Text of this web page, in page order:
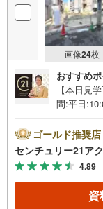
画像24枚
おすすめ
【本日見
間:平日
件ござい
が可能で
ます。阪
ス可！交
の3つの
997年～
ゴールド推奨店
センチュリー21ア
4.89
資